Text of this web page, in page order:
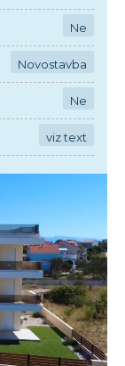
Ne
Novostavba
Ne
viz text